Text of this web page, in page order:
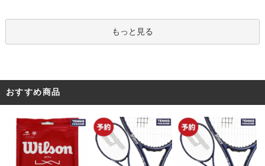
もっと見る
おすすめ商品